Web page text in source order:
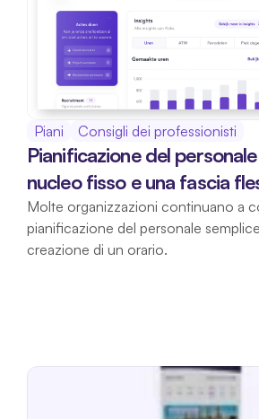
Piani Consigli dei professionisti
Pianificazione del
nucleo fisso e una fascia
Molte organizzazioni continuano a
pianificazione del personale
creazione di un orario.